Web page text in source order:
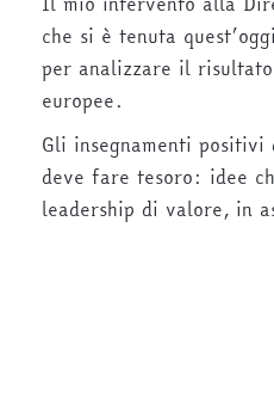
che si è tenuta
per analizzare il
europee.
Gli insegnamenti
deve fare tesoro: idee
leadership di valore, in